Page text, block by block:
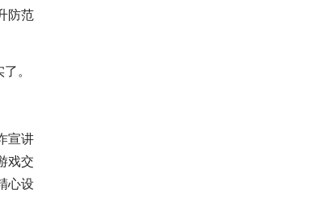
防范
。
宣讲
戏交
心设